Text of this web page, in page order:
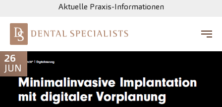
Zum Hauptinhalt springen
Aktuelle Praxis-Informationen
26
JUN